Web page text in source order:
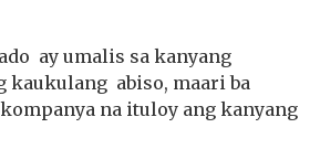
ay umalis sa kanyang
kaukulang abiso, maari ba
na ituloy ang kanyang